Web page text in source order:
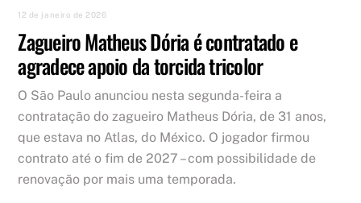
12 de janeiro de 2026
Zagueiro Matheus Dória é contratado e
agradece apoio da torcida tricolor
O São Paulo anunciou nesta segunda-feira a
contratação do zagueiro Matheus Dória, de 31 anos,
que estava no Atlas, do México. O jogador firmou
contrato até o fim de 2027 – com possibilidade de
renovação por mais uma temporada.